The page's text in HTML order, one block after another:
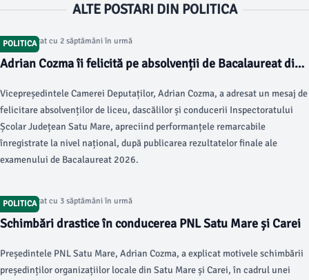
ALTE POSTARI DIN POLITICA
POLITICA
Articol postat cu 2 săptămâni în urmă
Adrian Cozma îi felicită pe absolvenții de Bacalaureat din
Vicepreședintele Camerei Deputaților, Adrian Cozma, a adresat un mesaj de
felicitare absolvenților de liceu, dascălilor și conducerii Inspectoratului
Școlar Județean Satu Mare, apreciind performanțele remarcabile
înregistrate la nivel național, după publicarea rezultatelor finale ale
examenului de Bacalaureat 2026.
POLITICA
Articol postat cu 3 săptămâni în urmă
Schimbări drastice în conducerea PNL Satu Mare și Carei
Președintele PNL Satu Mare, Adrian Cozma, a explicat motivele schimbării
președinților organizațiilor locale din Satu Mare și Carei, în cadrul unei